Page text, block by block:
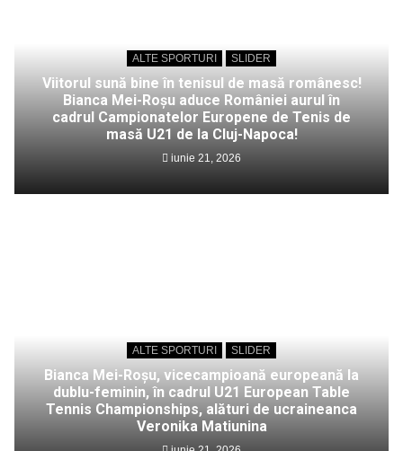
ALTE SPORTURI SLIDER
Viitorul sună bine în tenisul de masă românesc!
Bianca Mei-Roșu aduce României aurul în
cadrul Campionatelor Europene de Tenis de
masă U21 de la Cluj-Napoca!
iunie 21, 2026
ALTE SPORTURI SLIDER
Bianca Mei-Roșu, vicecampioană europeană la
dublu-feminin, în cadrul U21 European Table
Tennis Championships, alături de ucraineanca
Veronika Matiunina